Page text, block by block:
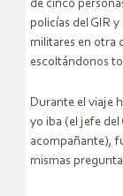
de cinco
policías del GIR
militares en otra
escoltándonos
Durante el viaje
yo iba (el jefe
acompañante),
mismas